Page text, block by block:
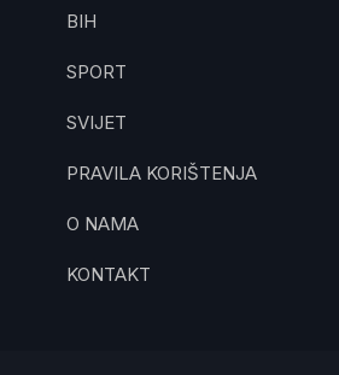
BIH
SPORT
SVIJET
PRAVILA KORIŠTENJA
O NAMA
KONTAKT